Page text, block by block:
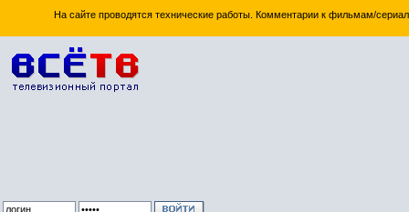
На сайте проводятся технические работы. Комментарии к фильмам/